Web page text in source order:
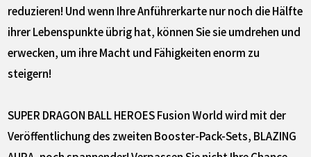
reduzieren! Und wenn Ihre Anführerkarte nur noch die Hälfte
ihrer Lebenspunkte übrig hat, können Sie sie umdrehen und
erwecken, um ihre Macht und Fähigkeiten enorm zu
steigern!
SUPER DRAGON BALL HEROES Fusion World wird mit der
Veröffentlichung des zweiten Booster-Pack-Sets, BLAZING